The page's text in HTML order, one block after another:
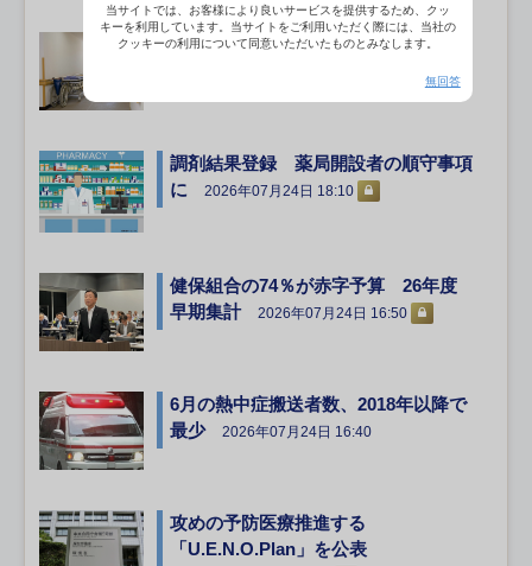
社会保障費の伸び抑制に警戒感 「骨
調剤結果登録 薬局開設者の順守事項
に
2026年07月24日 18:10
健保組合の74％が赤字予算 26年度
早期集計
2026年07月24日 16:50
6月の熱中症搬送者数、2018年以降で
最少
2026年07月24日 16:40
攻めの予防医療推進する
「U.E.N.O.Plan」を公表
当サイトでは、お客様により良いサービスを提供するため、クッ
キーを利用しています。当サイトをご利用いただく際には、当社の
クッキーの利用について同意いただいたものとみなします。
無回答